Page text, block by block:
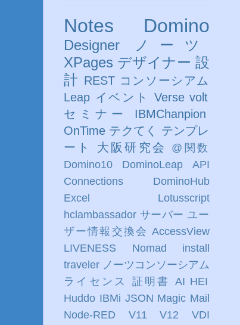
Notes Domino
Designer
ノーツ
XPages デザイナー 設
計 REST コンソーシアム
Leap イベント Verse volt
セミナー
IBMChanpion
OnTime テクてく
テンプレ
ート
大阪研究会
@関数
Domino10
DominoLeap
API
Connections
DominoHub
Excel
Lotusscript
hclambassador サーバー ユー
ザー情報交換会 AccessView
LIVENESS
Nomad
install
traveler ノーツコンソーシアム
ライセンス
証明書 AI HEI
Huddo IBMi JSON Magic Mail
Node-RED
V11 V12
VDI